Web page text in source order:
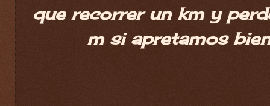
que recorrer un km y
m si apretamos